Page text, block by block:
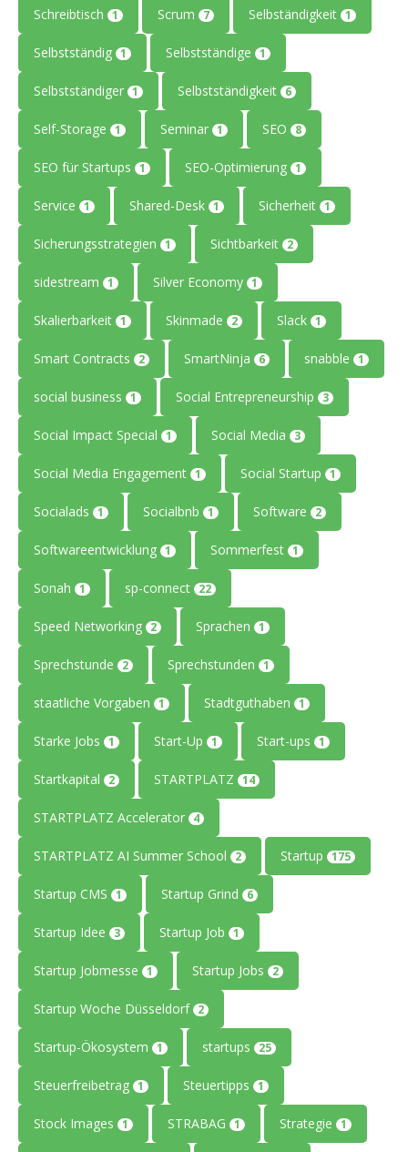
Schreibtisch 1 Scrum 7 Selbständigkeit 1
Selbstständig 1 Selbstständige 1
Selbstständiger 1 Selbstständigkeit 6
Self-Storage 1 Seminar 1 SEO 8
SEO für Startups 1 SEO-Optimierung 1
Service 1 Shared-Desk 1 Sicherheit 1
Sicherungsstrategien 1 Sichtbarkeit 2
sidestream 1 Silver Economy 1
Skalierbarkeit 1 Skinmade 2 Slack 1
Smart Contracts 2 SmartNinja 6 snabble 1
social business 1 Social Entrepreneurship 3
Social Impact Special 1 Social Media 3
Social Media Engagement 1 Social Startup 1
Socialads 1 Socialbnb 1 Software 2
Softwareentwicklung 1 Sommerfest 1
Sonah 1 sp-connect 22
Speed Networking 2 Sprachen 1
Sprechstunde 2 Sprechstunden 1
staatliche Vorgaben 1 Stadtguthaben 1
Starke Jobs 1 Start-Up 1 Start-ups 1
Startkapital 2 STARTPLATZ 14
STARTPLATZ Accelerator 4
STARTPLATZ AI Summer School 2 Startup 175
Startup CMS 1 Startup Grind 6
Startup Idee 3 Startup Job 1
Startup Jobmesse 1 Startup Jobs 2
Startup Woche Düsseldorf 2
Startup-Ökosystem 1 startups 25
Steuerfreibetrag 1 Steuertipps 1
Stock Images 1 STRABAG 1 Strategie 1